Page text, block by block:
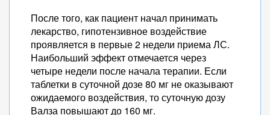
После того, как пациент начал принимать
лекарство, гипотензивное воздействие
проявляется в первые 2 недели приема ЛС.
Наибольший эффект отмечается через
четыре недели после начала терапии. Если
таблетки в суточной дозе 80 мг не оказывают
ожидаемого воздействия, то суточную дозу
Валза повышают до 160 мг.